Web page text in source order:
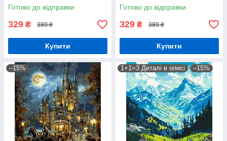
Готово до відправки
329 ₴ 389 ₴
Купити
Готово до відправки
329 ₴ 389 ₴
Купити
–15% 1+1=3 Деталі в описі –15%